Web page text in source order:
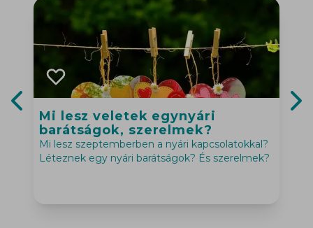
Mi lesz veletek egynyári
barátságok, szerelmek?
Mi lesz szeptemberben a nyári kapcsolatokkal?
Léteznek egy nyári barátságok? És szerelmek?
Previous slide